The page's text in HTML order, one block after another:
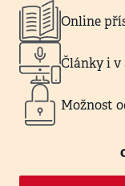
Online
Články i
Možnost